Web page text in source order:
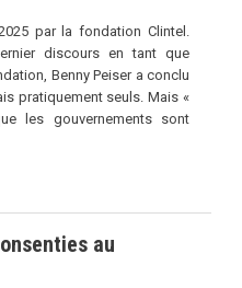
par la fondation Clintel.
discours en tant que
Benny Peiser a conclu
pratiquement seuls. Mais «
les gouvernements sont
au